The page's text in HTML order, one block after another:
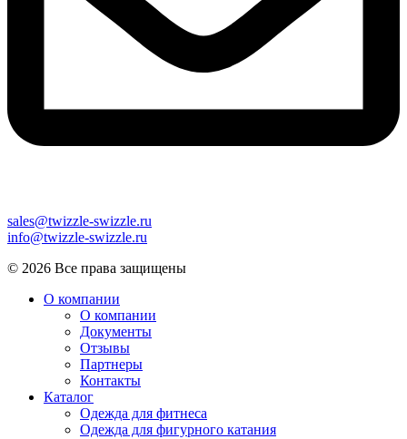
sales@twizzle-swizzle.ru
info@twizzle-swizzle.ru
© 2026 Все права защищены
О компании
О компании
Документы
Отзывы
Партнеры
Контакты
Каталог
Одежда для фитнеса
Одежда для фигурного катания